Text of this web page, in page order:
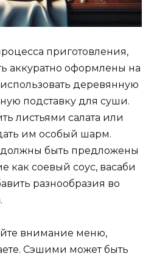
приготовления,
аккуратно оформлены на
деревянную
подставку для суши.
листьями салата или
им особый шарм.
должны быть предложены
как соевый соус, васаби
разнообразия во
внимание меню,
Сэшими может быть